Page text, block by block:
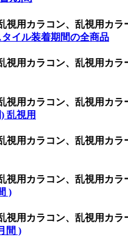
用カラコン、乱視用カラ
イル装着期間の全商品
用カラコン、乱視用カラ
用カラコン、乱視用カラ
乱視用
用カラコン、乱視用カラ
用カラコン、乱視用カラ
)
用カラコン、乱視用カラ
間 )